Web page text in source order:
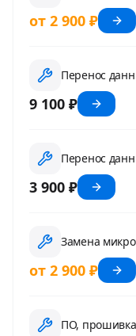
от 2 900 ₽
Перенос
9 100 ₽
Перенос
3 900 ₽
Замена
от 2 900 ₽
ПО, прошивка